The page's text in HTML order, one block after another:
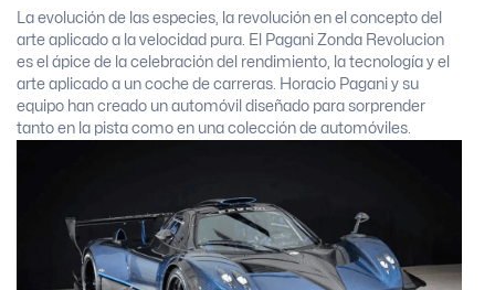
La evolución de las especies, la revolución en el concepto del
arte aplicado a la velocidad pura. El Pagani Zonda Revolucion
es el ápice de la celebración del rendimiento, la tecnología y el
arte aplicado a un coche de carreras. Horacio Pagani y su
equipo han creado un automóvil diseñado para sorprender
tanto en la pista como en una colección de automóviles.